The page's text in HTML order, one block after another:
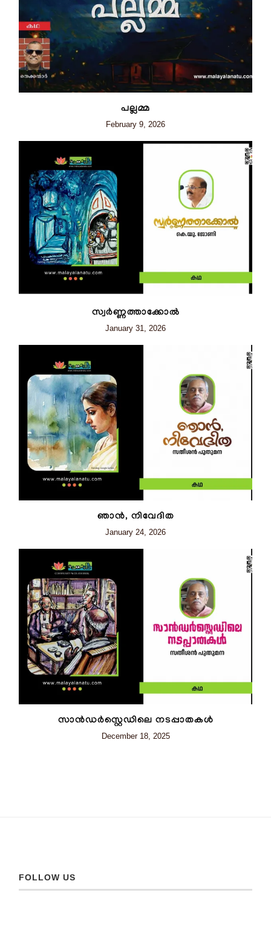
പല്ലമ്മ
February 9, 2026
സ്വർണ്ണത്താക്കോൽ
January 31, 2026
ഞാന്‍, നിവേദിത
January 24, 2026
സാൻഡർസ്റ്റെഡിലെ നടപ്പാതകൾ
December 18, 2025
FOLLOW US